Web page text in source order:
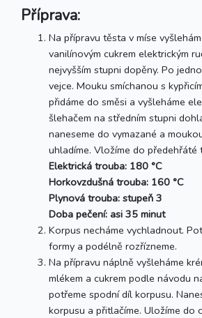
Příprava:
Na přípravu těsta v míse
vanilínovým cukrem elektrickým
nejvyšším stupni dopěny. Po
vejce. Mouku smíchanou s
přidáme do směsi a vyšleháme
šlehačem na středním stupni
naneseme do vymazané a
uhladíme. Vložíme do předehřáté
Elektrická trouba: 180 °C
Horkovzdušná trouba: 160 °C
Plynová trouba: stupeň 3
Doba pečení: asi 35 minut
Korpus necháme vychladnout.
formy a podélně rozřízneme.
Na přípravu náplně vyšleháme
mlékem a cukrem podle návodu
potřeme spodní díl korpusu.
korpusu a přitlačíme. Uložíme do